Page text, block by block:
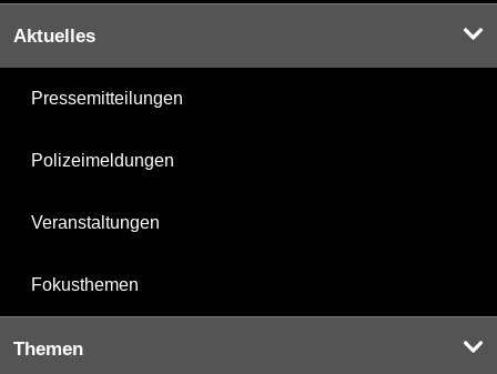
Aktuelles
Pressemitteilungen
Polizeimeldungen
Veranstaltungen
Fokusthemen
Themen